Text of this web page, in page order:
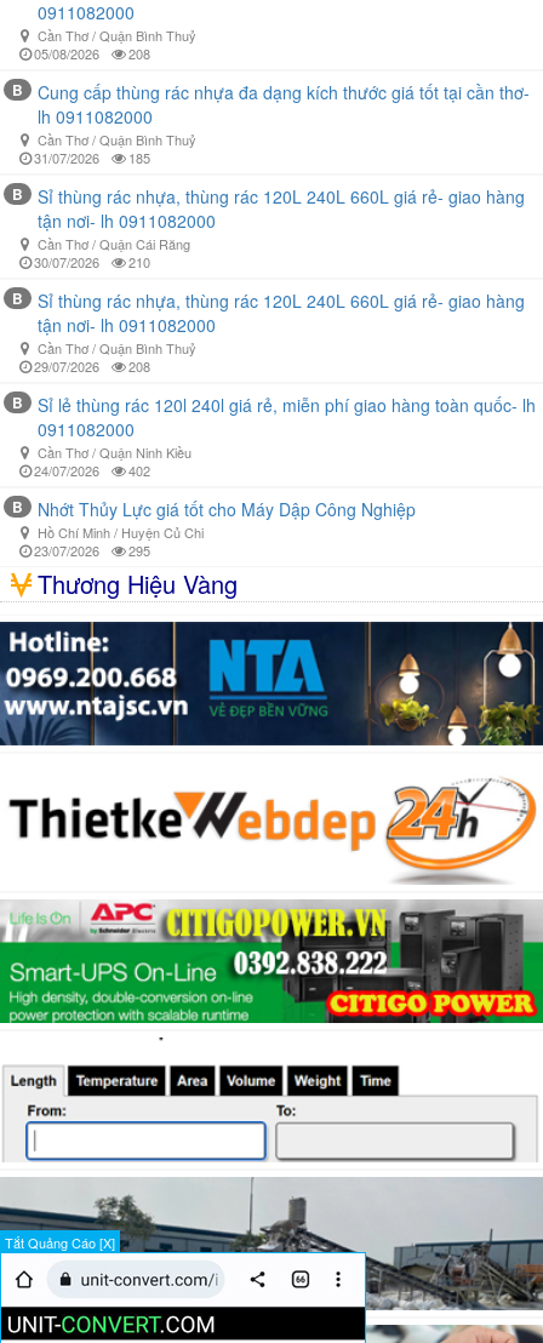
0911082000
Cần Thơ / Quận Bình Thuỷ
05/08/2026
208
B
Cung cấp thùng rác nhựa đa dạng kích thước giá tốt tại cần thơ-
lh 0911082000
Cần Thơ / Quận Bình Thuỷ
31/07/2026
185
B
Sỉ thùng rác nhựa, thùng rác 120L 240L 660L giá rẻ- giao hàng
tận nơi- lh 0911082000
Cần Thơ / Quận Cái Răng
30/07/2026
210
B
Sỉ thùng rác nhựa, thùng rác 120L 240L 660L giá rẻ- giao hàng
tận nơi- lh 0911082000
Cần Thơ / Quận Bình Thuỷ
29/07/2026
208
B
Sỉ lẻ thùng rác 120l 240l giá rẻ, miễn phí giao hàng toàn quốc- lh
0911082000
Cần Thơ / Quận Ninh Kiều
24/07/2026
402
B Nhớt Thủy Lực giá tốt cho Máy Dập Công Nghiệp
Hồ Chí Minh / Huyện Củ Chi
23/07/2026
295
Thương Hiệu Vàng
Tắt Quảng Cáo [X]